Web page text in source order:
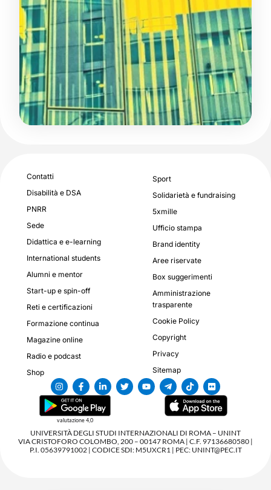
Contatti
Disabilità e DSA
PNRR
Sede
Didattica e e-learning
International students
Alumni e mentor
Start-up e spin-off
Reti e certificazioni
Formazione continua
Magazine online
Radio e podcast
Shop
Sport
Solidarietà e fundraising
5xmille
Ufficio stampa
Brand identity
Aree riservate
Box suggerimenti
Amministrazione
trasparente
Cookie Policy
Copyright
Privacy
Sitemap
valutazione 4,0
UNIVERSITÀ DEGLI STUDI INTERNAZIONALI DI ROMA – UNINT
VIA CRISTOFORO COLOMBO, 200 – 00147 ROMA | C.F. 97136680580 |
P.I. 05639791002 | CODICE SDI: M5UXCR1 | PEC: UNINT@PEC.IT